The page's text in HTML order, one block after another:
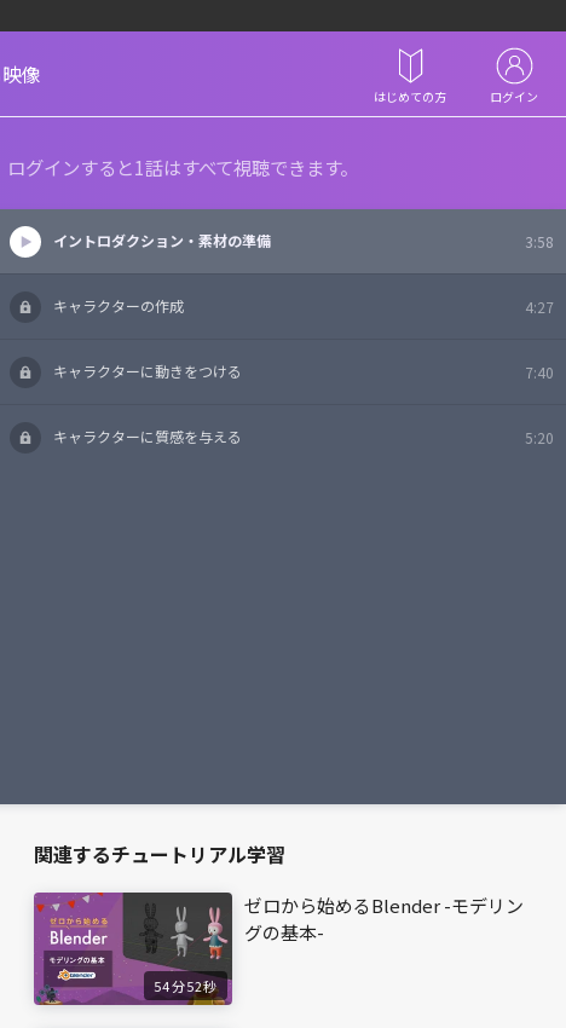
像
はじめての方 ログイン
グインすると1話はすべて視聴できます。
イントロダクション・素材の準備 3:58
キャラクターの作成 4:27
キャラクターに動きをつける 7:40
キャラクターに質感を与える 5:20
関連するチュートリアル学習
54分52秒
ゼロから始めるBlender -モデリン
グの基本-